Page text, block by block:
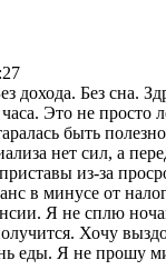
дохода. Без сна.
Это не просто
быть
нет сил, а
из-за
в минусе от
Я не сплю
Хочу
еды. Я не